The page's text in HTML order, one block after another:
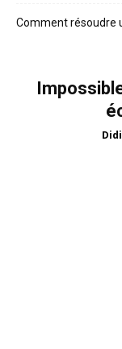
Comment résoudre